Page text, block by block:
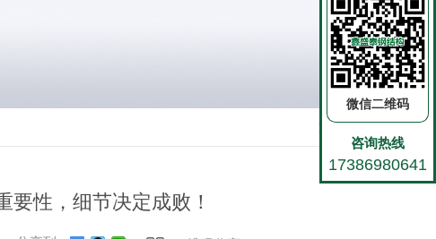
返回
要性，细节决定成败！
微信二维码
咨询热线
17386980641